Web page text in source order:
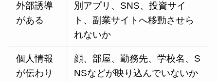
外部誘導
がある
別アプリ、SNS、投資サイ
ト、副業サイトへ移動させら
れないか
個人情報
が伝わり
顔、部屋、勤務先、学校名、S
NSなどが映り込んでいないか